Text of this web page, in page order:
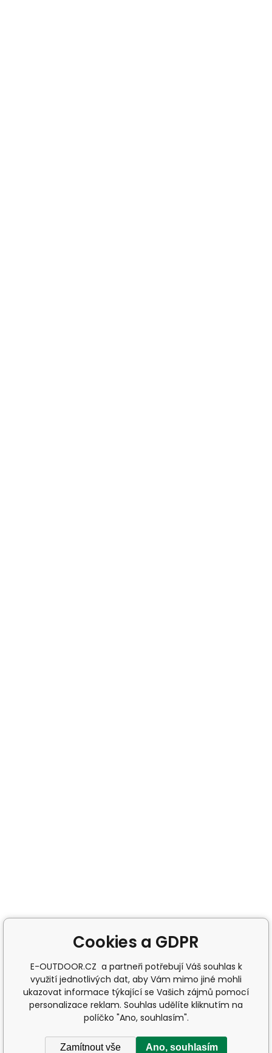
Cookies a GDPR
E-OUTDOOR.CZ a partneři potřebují Váš souhlas k
využití jednotlivých dat, aby Vám mimo jiné mohli
ukazovat informace týkající se Vašich zájmů pomocí
personalizace reklam. Souhlas udělíte kliknutím na
políčko "Ano, souhlasím".
Zamítnout vše Ano, souhlasím